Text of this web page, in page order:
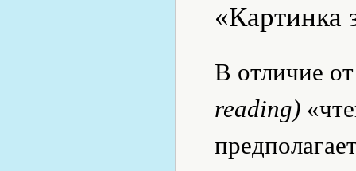
«Картинка
В отличие
reading)